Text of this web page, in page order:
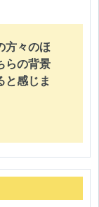
方々のほ
らの背景
と感じま